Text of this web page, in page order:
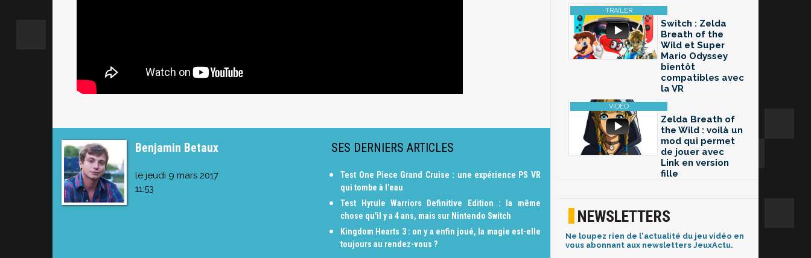
Benjamin Betaux
le jeudi 9 mars 2017
11:53
SES DERNIERS ARTICLES
Test One Piece Grand Cruise : une expérience PS VR
qui tombe à l'eau
Test Hyrule Warriors Definitive Edition : la même
chose qu'il y a 4 ans, mais sur Nintendo Switch
Kingdom Hearts 3 : on y a enfin joué, la magie est-elle
toujours au rendez-vous ?
Switch : Zelda
Breath of the
Wild et Super
Mario Odyssey
bientôt
compatibles avec
la VR
Zelda Breath of
the Wild : voilà un
mod qui permet
de jouer avec
Link en version
fille
NEWSLETTERS
Ne loupez rien de l'actualité du jeu vidéo en
vous abonnant aux newsletters JeuxActu.